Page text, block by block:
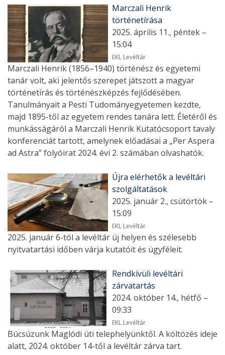
Marczali Henrik
történetírása
2025. április 11., péntek –
15:04
EKL Levéltár
Marczali Henrik (1856–1940) történész és egyetemi
tanár volt, aki jelentős szerepet játszott a magyar
történetírás és történészképzés fejlődésében.
Tanulmányait a Pesti Tudományegyetemen kezdte,
majd 1895-től az egyetem rendes tanára lett. Életéről és
munkásságáról a Marczali Henrik Kutatócsoport tavaly
konferenciát tartott, amelynek előadásai a „Per Aspera
ad Astra” folyóirat 2024. évi 2. számában olvashatók.
Újra elérhetők a levéltári
szolgáltatások
2025. január 2., csütörtök –
15:09
EKL Levéltár
2025. január 6-tól a levéltár új helyen és szélesebb
nyitvatartási időben várja kutatóit és ügyféleit.
Rendkívüli levéltári
zárvatartás
2024. október 14., hétfő –
09:33
EKL Levéltár
Búcsúzunk Maglódi úti telephelyünktől. A költözés ideje
alatt, 2024. október 14-től a levéltár zárva tart.